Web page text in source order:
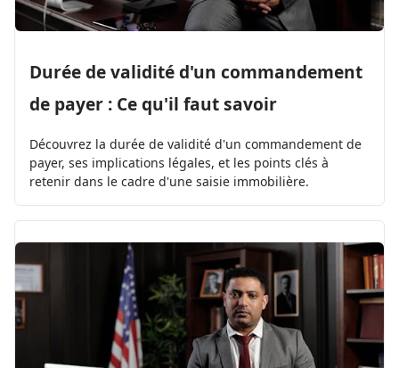
Durée de validité d'un commandement
de payer : Ce qu'il faut savoir
Découvrez la durée de validité d'un commandement de
payer, ses implications légales, et les points clés à
retenir dans le cadre d'une saisie immobilière.